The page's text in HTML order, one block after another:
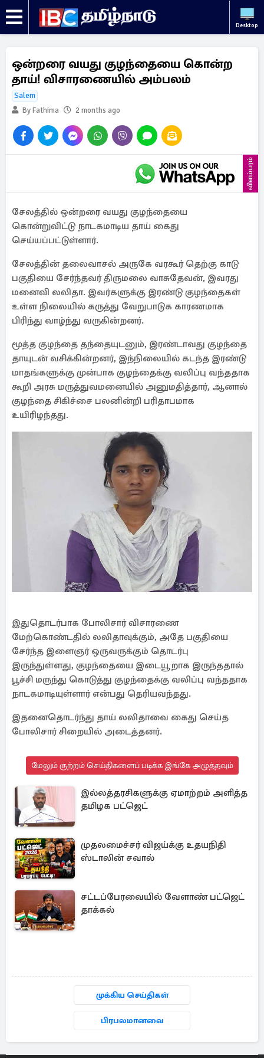
Desktop
ஒன்றரை வயது குழந்தையை கொன்ற
தாய்! விசாரணையில் அம்பலம்
Salem
By Fathima
2 months ago
விளம்பரம்
சேலத்தில் ஒன்றரை வயது குழந்தையை
கொன்றுவிட்டு நாடகமாடிய தாய் கைது
செய்யப்பட்டுள்ளார்.
சேலத்தின் தலைவாசல் அருகே வரகூர் தெற்கு காடு
பகுதியை சேர்ந்தவர் திருமலை வாசுதேவன், இவரது
மனைவி லலிதா. இவர்களுக்கு இரண்டு குழந்தைகள்
உள்ள நிலையில் கருத்து வேறுபாடுக காரணமாக
பிரிந்து வாழ்ந்து வருகின்றனர்.
மூத்த குழந்தை தந்தையுடனும், இரண்டாவது குழந்தை
தாயுடன் வசிக்கின்றனர், இந்நிலையில் கடந்த இரண்டு
மாதங்களுக்கு முன்பாக குழந்தைக்கு வலிப்பு வந்ததாக
கூறி அரசு மருத்துவமனையில் அனுமதித்தார், ஆனால்
குழந்தை சிகிச்சை பலனின்றி பரிதாபமாக
உயிரிழந்தது.
இதுதொடர்பாக போலிசார் விசாரணை
மேற்கொண்டதில் லலிதாவுக்கும், அதே பகுதியை
சேர்ந்த இளைஞர் ஒருவருக்கும் தொடர்பு
இருந்துள்ளது, குழந்தையை இடையூறாக இருந்ததால்
பூச்சி மருந்து கொடுத்து குழந்தைக்கு வலிப்பு வந்ததாக
நாடகமாடியுள்ளார் என்பது தெரியவந்தது.
இதனைதொடர்ந்து தாய் லலிதாவை கைது செய்த
போலிசார் சிறையில் அடைத்தனர்.
மேலும் குற்றம் செய்திகளைப் படிக்க இங்கே அழுத்தவும்
இல்லத்தரசிகளுக்கு ஏமாற்றம் அளித்த
தமிழக பட்ஜெட்
முதலமைச்சர் விஜய்க்கு உதயநிதி
ஸ்டாலின் சவால்
சட்டப்பேரவையில் வேளாண் பட்ஜெட்
தாக்கல்
முக்கிய செய்திகள்
பிரபலமானவை